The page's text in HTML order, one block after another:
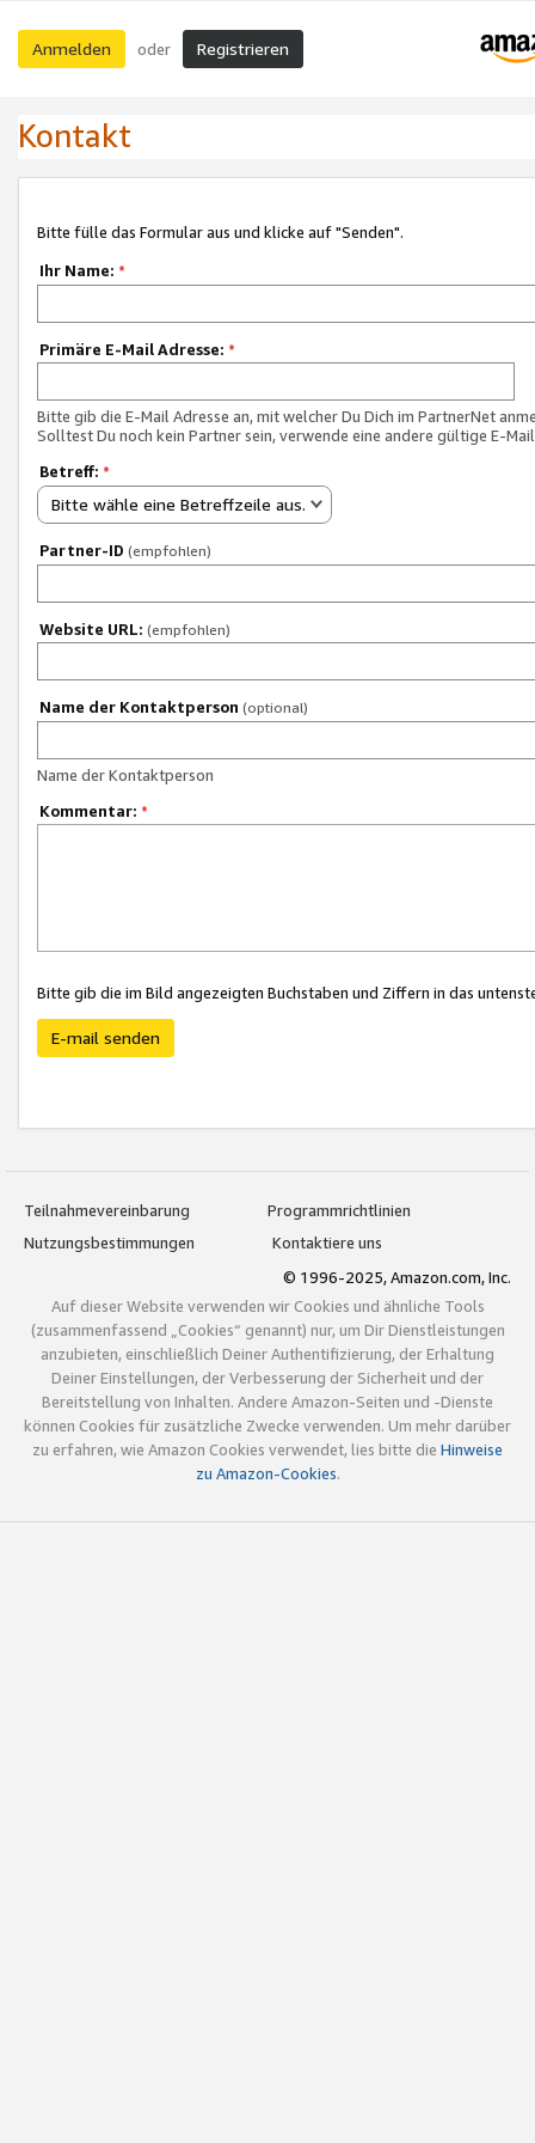
Anmelden oder Registrieren
Kontakt
Bitte fülle das Formular aus und klicke auf "Senden".
Ihr Name: *
Primäre E-Mail Adresse: *
Bitte gib die E-Mail Adresse an, mit welcher Du Dich im PartnerNet
Solltest Du noch kein Partner sein, verwende eine andere gültige E-
Betreff: *
Bitte wähle eine Betreffzeile aus.
Partner-ID (empfohlen)
Website URL: (empfohlen)
Name der Kontaktperson (optional)
Name der Kontaktperson
Kommentar: *
Bitte gib die im Bild angezeigten Buchstaben und Ziffern in das
E-mail senden
Teilnahmevereinbarung
Programmrichtlinien
Nutzungsbestimmungen
Kontaktiere uns
© 1996-2025, Amazon.com, Inc.
Auf dieser Website verwenden wir Cookies und ähnliche Tools
(zusammenfassend „Cookies“ genannt) nur, um Dir Dienstleistungen
anzubieten, einschließlich Deiner Authentifizierung, der Erhaltung
Deiner Einstellungen, der Verbesserung der Sicherheit und der
Bereitstellung von Inhalten. Andere Amazon-Seiten und -Dienste
können Cookies für zusätzliche Zwecke verwenden. Um mehr darüber
zu erfahren, wie Amazon Cookies verwendet, lies bitte die Hinweise
zu Amazon-Cookies.